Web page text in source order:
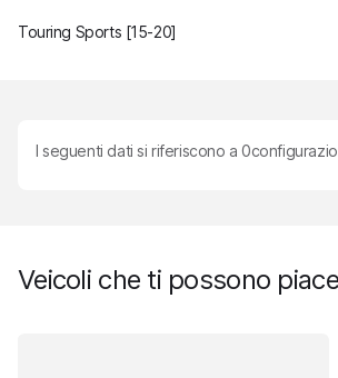
Touring Sports [15-20]
I seguenti dati si riferiscono a0
Veicoli che ti possono